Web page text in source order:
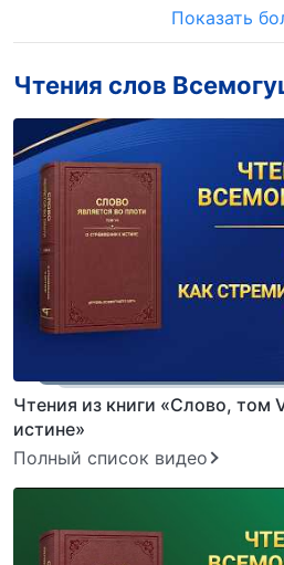
Показать
Чтения слов
Чтения из книги «Слово, том
истине»
Полный список видео